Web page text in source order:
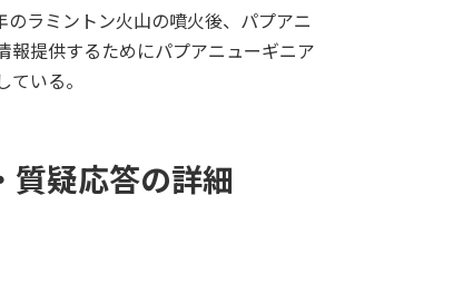
ラミントン火山の噴火後、パプアニ
報提供するためにパプアニューギニア
いる。
質疑応答の詳細